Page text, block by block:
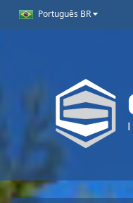
Português BR